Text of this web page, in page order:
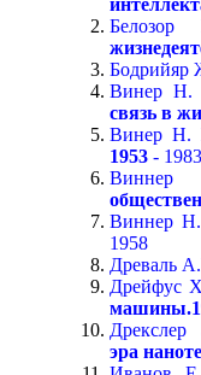
Бодрийяр
Винер Н.
связь в
Винер Н.
1953- 1983
Виннер
1958
Древаль
Дрейфус
эра